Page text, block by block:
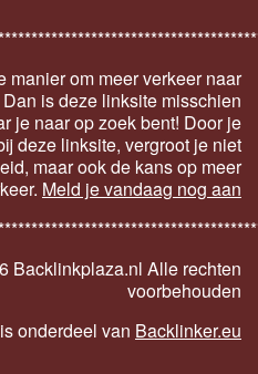
manier om meer verkeer naar
is deze linksite misschien
je naar op zoek bent! Door je
deze linksite, vergroot je niet
maar ook de kans op meer
Meld je vandaag nog aan
Backlinkplaza.nl Alle rechten
voorbehouden
onderdeel van Backlinker.eu